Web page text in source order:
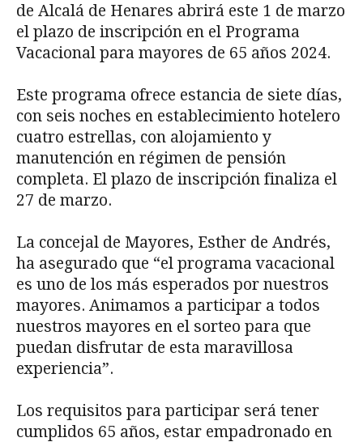
de Alcalá de Henares abrirá este 1 de marzo
el plazo de inscripción en el Programa
Vacacional para mayores de 65 años 2024.
Este programa ofrece estancia de siete días,
con seis noches en establecimiento hotelero
cuatro estrellas, con alojamiento y
manutención en régimen de pensión
completa. El plazo de inscripción finaliza el
27 de marzo.
La concejal de Mayores, Esther de Andrés,
ha asegurado que “el programa vacacional
es uno de los más esperados por nuestros
mayores. Animamos a participar a todos
nuestros mayores en el sorteo para que
puedan disfrutar de esta maravillosa
experiencia”.
Los requisitos para participar será tener
cumplidos 65 años, estar empadronado en